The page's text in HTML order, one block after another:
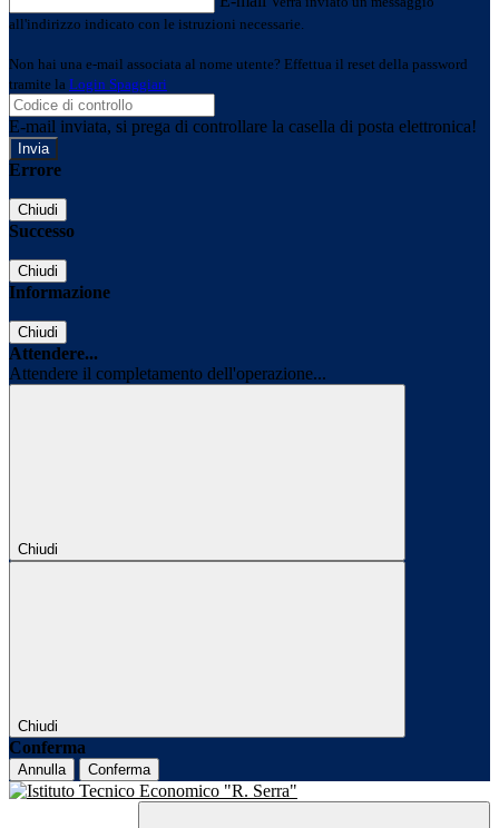
all'indirizzo indicato con le istruzioni necessarie.
Non hai una e-mail associata al nome utente? Effettua il reset della password
tramite la Login Spaggiari
E-mail inviata, si prega di controllare la casella di posta elettronica!
Errore
Chiudi
Successo
Chiudi
Informazione
Chiudi
Attendere...
Attendere il completamento dell'operazione...
Chiudi
Chiudi
Conferma
Annulla Conferma